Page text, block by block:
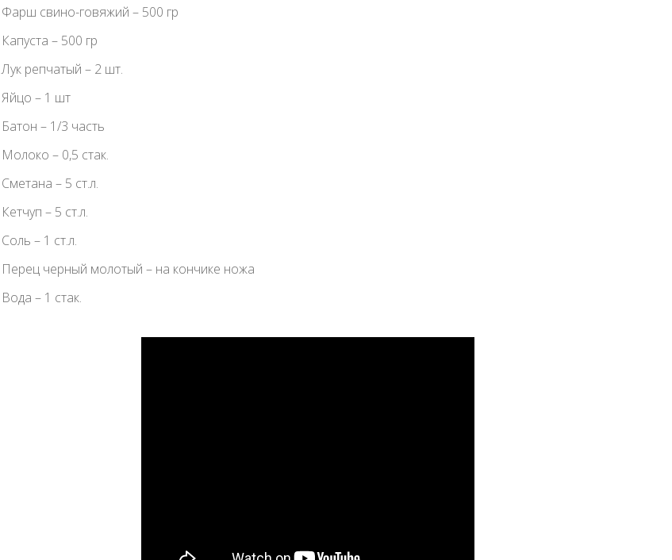
Фарш свино-говяжий – 500 гр
Капуста – 500 гр
Лук репчатый – 2 шт.
Яйцо – 1 шт
Батон – 1/3 часть
Молоко – 0,5 стак.
Сметана – 5 ст.л.
Кетчуп – 5 ст.л.
Соль – 1 ст.л.
Перец черный молотый – на кончике ножа
Вода – 1 стак.